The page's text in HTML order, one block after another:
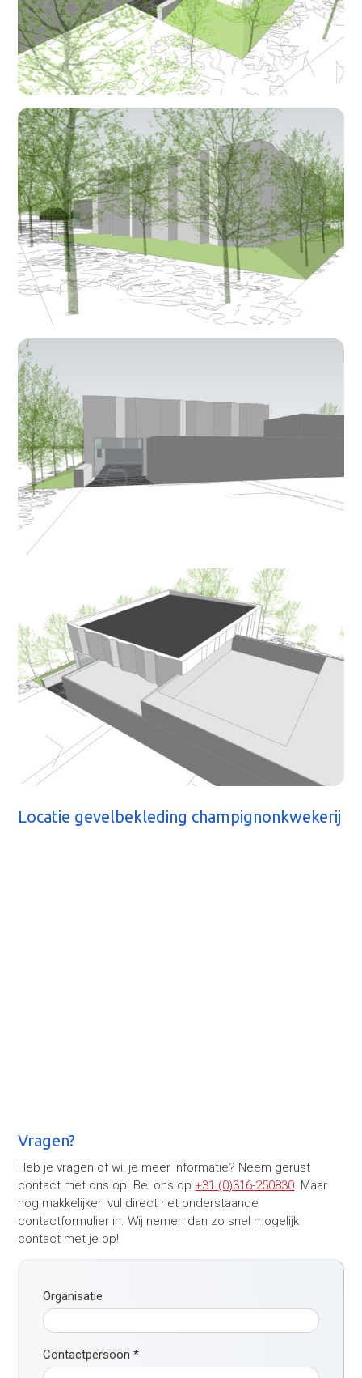
Locatie gevelbekleding champignonkwekerij
Vragen?
Heb je vragen of wil je meer informatie? Neem gerust
contact met ons op. Bel ons op +31 (0)316-250830. Maar
nog makkelijker: vul direct het onderstaande
contactformulier in. Wij nemen dan zo snel mogelijk
contact met je op!
Organisatie
Contactpersoon*